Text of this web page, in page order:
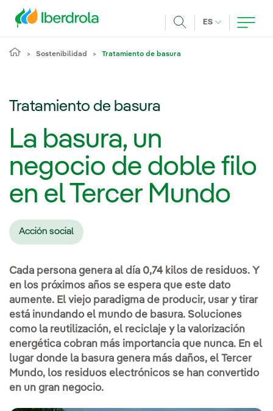
ES IDIOMA
Sostenibilidad Tratamiento de basura
Tratamiento de basura
La basura, un
negocio de doble filo
en el Tercer Mundo
Acción social
Cada persona genera al día 0,74 kilos de residuos. Y
en los próximos años se espera que este dato
aumente. El viejo paradigma de producir, usar y tirar
está inundando el mundo de basura. Soluciones
como la reutilización, el reciclaje y la valorización
energética cobran más importancia que nunca. En el
lugar donde la basura genera más daños, el Tercer
Mundo, los residuos electrónicos se han convertido
en un gran negocio.